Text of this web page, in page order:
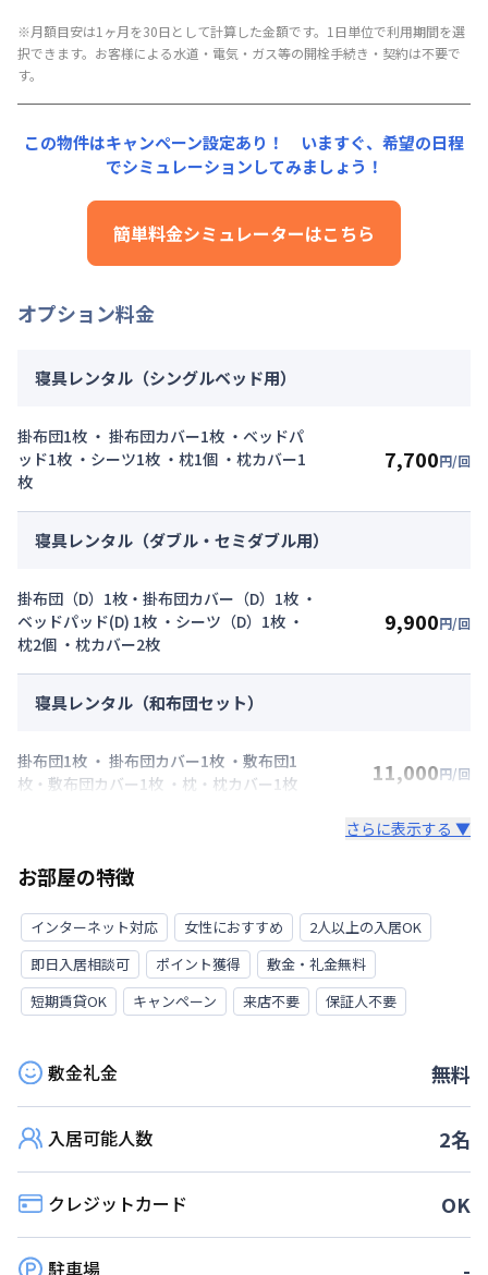
その他費用詳細料金
管理費：24,000円/月 (800円/日)
円/回 にてご利用いただけます！
▼
月額賃料目安詳細料金（30日利用）
光熱費： 24,000円/月 (800円/日) (税抜)
その他費用詳細料金
24,000円/月 (800円/日)
初期費用詳細料金
割引
【即割｜9月30日まで入居の方に朗報】全期間賃料30％OFF
入居開始日2026年8月10日〜2026年9月30日に限り
、賃料30%引きキャンペーン（20,700円/月・割引）
キャンペーン価格: 月額目安 98,700 円/月初期費用 22,000
にてご利用いただけます！
利用時の料金詳細
月額賃料目安詳細料金（30日利用）
光熱費：24,000円/月 (800円/日) (税抜)
その他費用詳細料金
初期費用詳細料金
契約事務手数料：5,000円/回 （税抜）
※月額目安は1ヶ月を30日として計算した金額です。1日単位で利用期間を選
択できます。お客様による水道・電気・ガス等の開栓手続き・契約は不要で
す。
この物件はキャンペーン設定あり！ いますぐ、 希望の日程
でシミュレーションしてみましょう！
簡単料金シミュレーターはこちら
オプション料金
寝具レンタル（シングルベッド用）
掛布団1枚 ・ 掛布団カバー1枚 ・ベッドパ
ッド1枚 ・シーツ1枚 ・枕1個 ・枕カバー1
枚
7,700円/回
寝具レンタル（ダブル・セミダブル用）
掛布団（D）1枚・掛布団カバー（D）1枚 ・
ベッドパッド(D) 1枚 ・シーツ（D）1枚 ・
枕2個 ・枕カバー2枚
9,900円/回
寝具レンタル（和布団セット）
掛布団1枚 ・ 掛布団カバー1枚 ・敷布団1
枚・敷布団カバー1枚 ・枕・枕カバー1枚
11,000円/回
さらに表示する ▼
お部屋の特徴
インターネット対応 女性におすすめ
2人以上の入居OK
即日入居相談可
ポイント獲得
敷金・礼金無料
短期賃貸OK
キャンペーン 来店不要 保証人不要
敷金礼金 無料
入居可能人数 2名
クレジットカード OK
駐車場